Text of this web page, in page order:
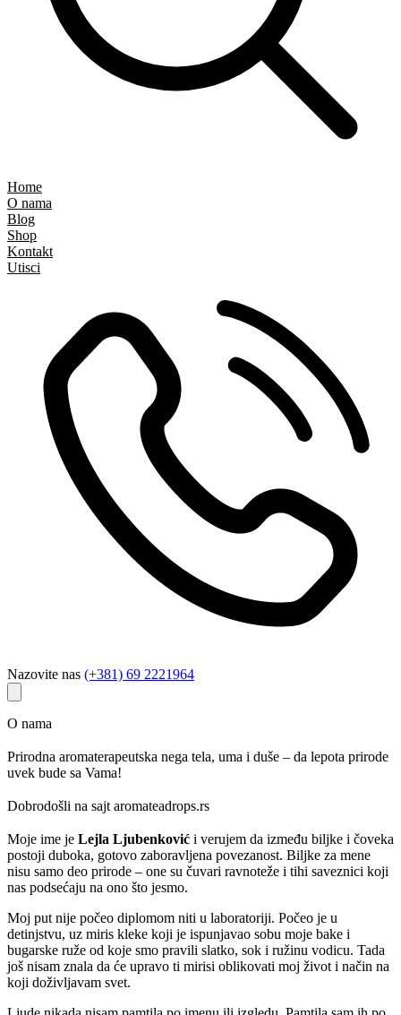
Home
O nama
Blog
Shop
Kontakt
Utisci
Nazovite nas (+381) 69 2221964
O nama
Prirodna aromaterapeutska nega tela, uma i duše – da lepota prirode
uvek bude sa Vama!
Dobrodošli na sajt aromateadrops.rs
Moje ime je Lejla Ljubenković i verujem da između biljke i čoveka
postoji duboka, gotovo zaboravljena povezanost. Biljke za mene
nisu samo deo prirode – one su čuvari ravnoteže i tihi saveznici koji
nas podsećaju na ono što jesmo.
Moj put nije počeo diplomom niti u laboratoriji. Počeo je u
detinjstvu, uz miris kleke koji je ispunjavao sobu moje bake i
bugarske ruže od koje smo pravili slatko, sok i ružinu vodicu. Tada
još nisam znala da će upravo ti mirisi oblikovati moj život i način na
koji doživljavam svet.